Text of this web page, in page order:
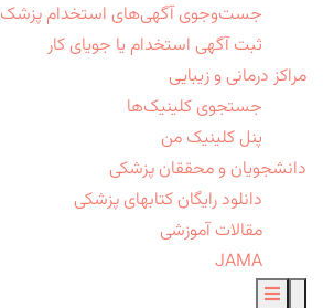
جست‌وجوی آگهی‌های استخدام پزشک
ثبت آگهی استخدام یا جویای کار
مراکز درمانی و زیبایی
جستجوی کلینیک‌ها
پنل کلینیک من
دانشجویان و محققان پزشکی
دانلود رایگان کتابهای پزشکی
مقالات آموزشی
JAMA